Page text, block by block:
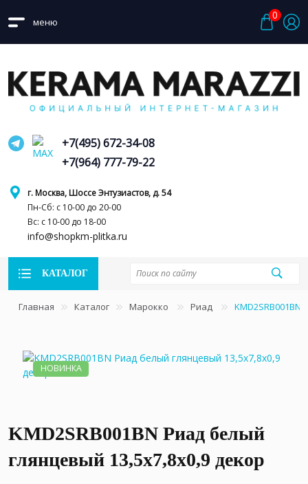
меню
0
г. Москва, Шоссе Энтузиастов, д. 54
Пн-Сб: с 10-00 до 20-00
Вс: с 10-00 до 18-00
info@shopkm-plitka.ru
+7(495) 672-34-08
+7(964) 777-79-22
КАТАЛОГ
Главная Каталог Марокко Риад
НОВИНКА
KMD2SRB001BN Риад белый
глянцевый 13,5x7,8x0,9 декор